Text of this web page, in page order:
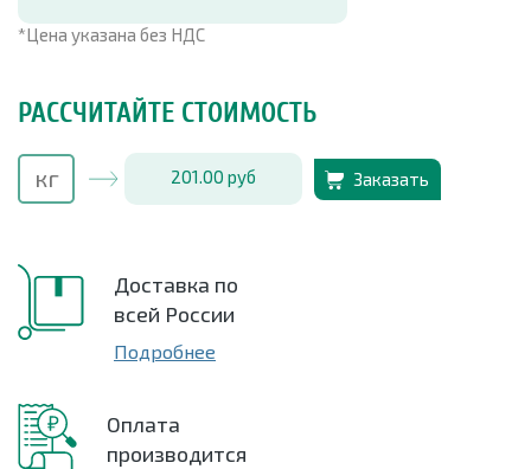
*Цена указана без НДС
РАССЧИТАЙТЕ СТОИМОСТЬ
201.00 руб Заказать
Доставка по
всей России
Подробнее
Оплата
производится